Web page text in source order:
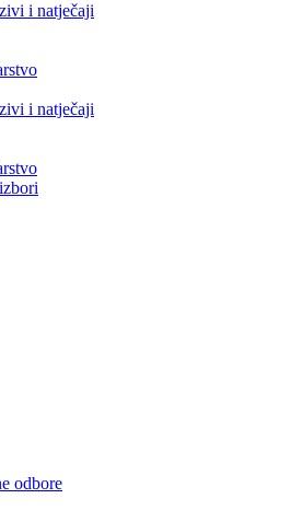
i natječaji
i natječaji
odbore